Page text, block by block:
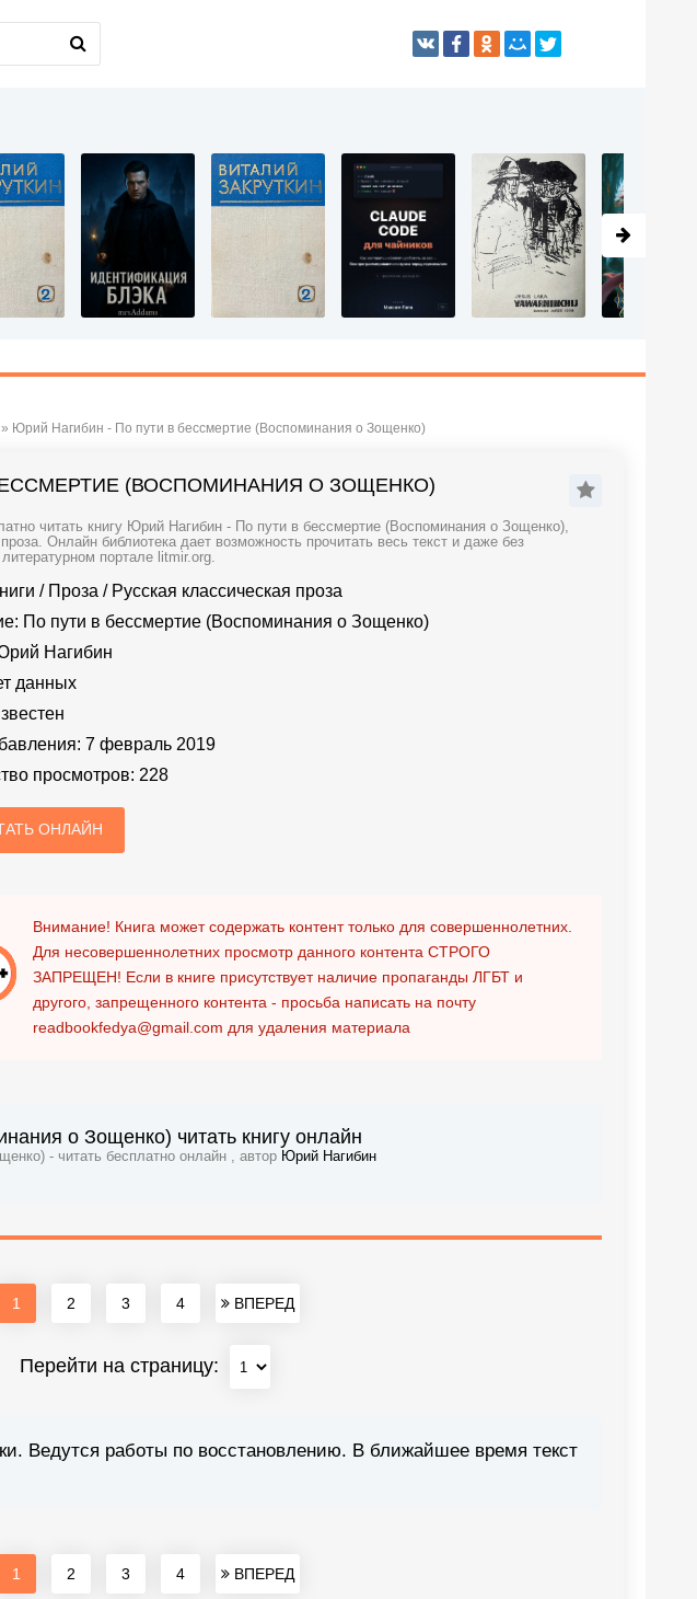
» Юрий Нагибин - По пути в бессмертие (Воспоминания о Зощенко)
(ВОСПОМИНАНИЯ О ЗОЩЕНКО)
читать книгу Юрий Нагибин - По пути в бессмертие (Воспоминания о Зощенко),
Онлайн библиотека дает возможность прочитать весь текст и даже без
портале litmir.org.
/ Проза / Русская классическая проза
По пути в бессмертие (Воспоминания о Зощенко)
Нагибин
данных
7 февраль 2019
просмотров: 228
ОНЛАЙН
Внимание! Книга может содержать контент только для совершеннолетних.
Для несовершеннолетних просмотр данного контента СТРОГО
ЗАПРЕЩЕН! Если в книге присутствует наличие пропаганды ЛГБТ и
другого, запрещенного контента - просьба написать на почту
readbookfedya@gmail.com для удаления материала
о Зощенко) читать книгу онлайн
- читать бесплатно онлайн , автор Юрий Нагибин
1 2 3 4 ВПЕРЕД
Перейти на страницу:
Ведутся работы по восстановлению. В ближайшее время текст
1 2 3 4 ВПЕРЕД